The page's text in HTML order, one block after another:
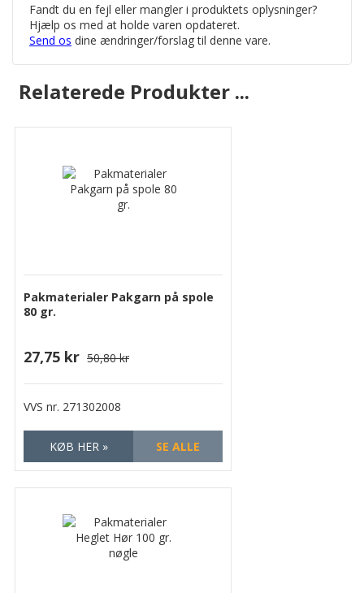
Fandt du en fejl eller mangler i produktets oplysninger?
Hjælp os med at holde varen opdateret.
Send os dine ændringer/forslag til denne vare.
Relaterede Produkter ...
Pakmaterialer Pakgarn på spole
80 gr.
27,75 kr 50,80 kr
VVS nr. 271302008
KØB HER » SE ALLE